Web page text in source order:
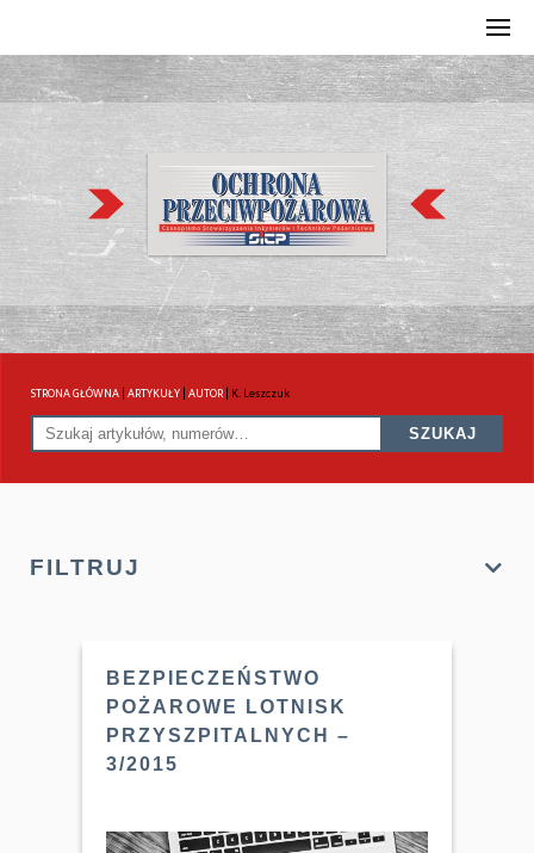
STRONA GŁÓWNA|ARTYKUŁY|AUTOR| K. Leszczuk
SZUKAJ
FILTRUJ
BEZPIECZEŃSTWO
POŻAROWE LOTNISK
PRZYSZPITALNYCH –
3/2015